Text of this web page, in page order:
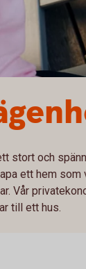
stort och
ett hem
Vår
till ett hus.